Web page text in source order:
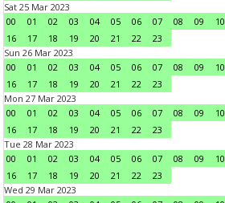
Sat 25 Mar 2023
00
01 02 03 04 05 06 07 08 09 10
16
17 18 19 20 21 22
23
Sun 26 Mar 2023
00
01 02 03 04 05 06 07 08 09 10
16
17 18 19 20 21 22
23
Mon 27 Mar 2023
00
01 02 03 04 05 06 07 08 09 10
16
17 18 19 20 21 22
23
Tue 28 Mar 2023
00
01 02 03 04 05 06 07 08 09 10
16
17 18 19 20 21 22
23
Wed 29 Mar 2023